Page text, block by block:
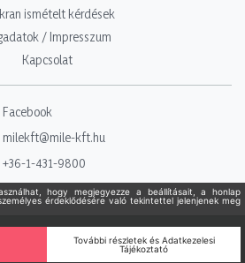
ismételt kérdések
/ Impresszum
Kapcsolat
Facebook
milekft@mile-kft.hu
+36-1-431-9800
Mile Kft. Minden jog fenntartva!Powered